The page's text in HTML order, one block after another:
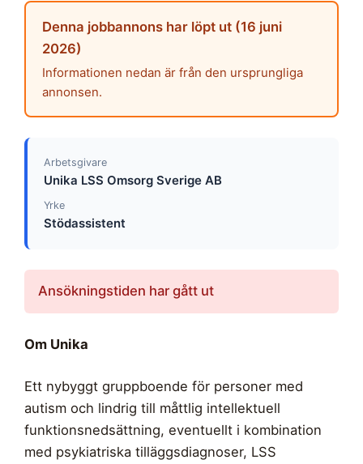
Denna jobbannons har löpt ut (16 juni
2026)
Informationen nedan är från den ursprungliga
annonsen.
Arbetsgivare
Unika LSS Omsorg Sverige AB
Yrke
Stödassistent
Ansökningstiden har gått ut
Om Unika
Ett nybyggt gruppboende för personer med
autism och lindrig till måttlig intellektuell
funktionsnedsättning, eventuellt i kombination
med psykiatriska tilläggsdiagnoser, LSS